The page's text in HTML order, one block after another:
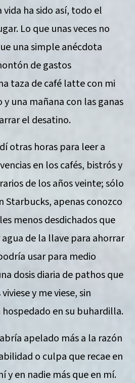
vida ha sido así, todo el
Lo que unas veces no
una simple anécdota
de gastos
taza de café latte con mi
una mañana con las ganas
el desatino.
otras horas para leer a
en los cafés, bistrós y
de los años veinte; sólo
Starbucks, apenas conozco
menos desdichados que
de la llave para ahorrar
usar para medio
dosis diaria de pathos que
y me viese, sin
en su buhardilla.
apelado más a la razón
o culpa que recae en
y en nadie más que en mí.